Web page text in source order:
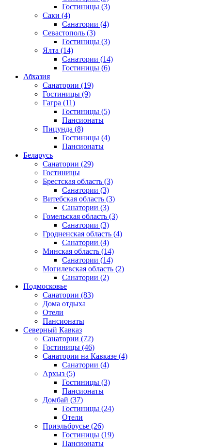
Гостиницы (3)
Саки (4)
Санатории (4)
Севастополь (3)
Гостиницы (3)
Ялта (14)
Санатории (14)
Гостиницы (6)
Абхазия
Санатории (19)
Гостиницы (9)
Гагра (11)
Гостиницы (5)
Пансионаты
Пицунда (8)
Гостиницы (4)
Пансионаты
Беларусь
Санатории (29)
Гостиницы
Брестская область (3)
Санатории (3)
Витебская область (3)
Санатории (3)
Гомельская область (3)
Санатории (3)
Гродненская область (4)
Санатории (4)
Минская область (14)
Санатории (14)
Могилевская область (2)
Санатории (2)
Подмосковье
Санатории (83)
Дома отдыха
Отели
Пансионаты
Северный Кавказ
Санатории (72)
Гостиницы (46)
Санатории на Кавказе (4)
Санатории (4)
Архыз (5)
Гостиницы (3)
Пансионаты
Домбай (37)
Гостиницы (24)
Отели
Приэльбрусье (26)
Гостиницы (19)
Пансионаты